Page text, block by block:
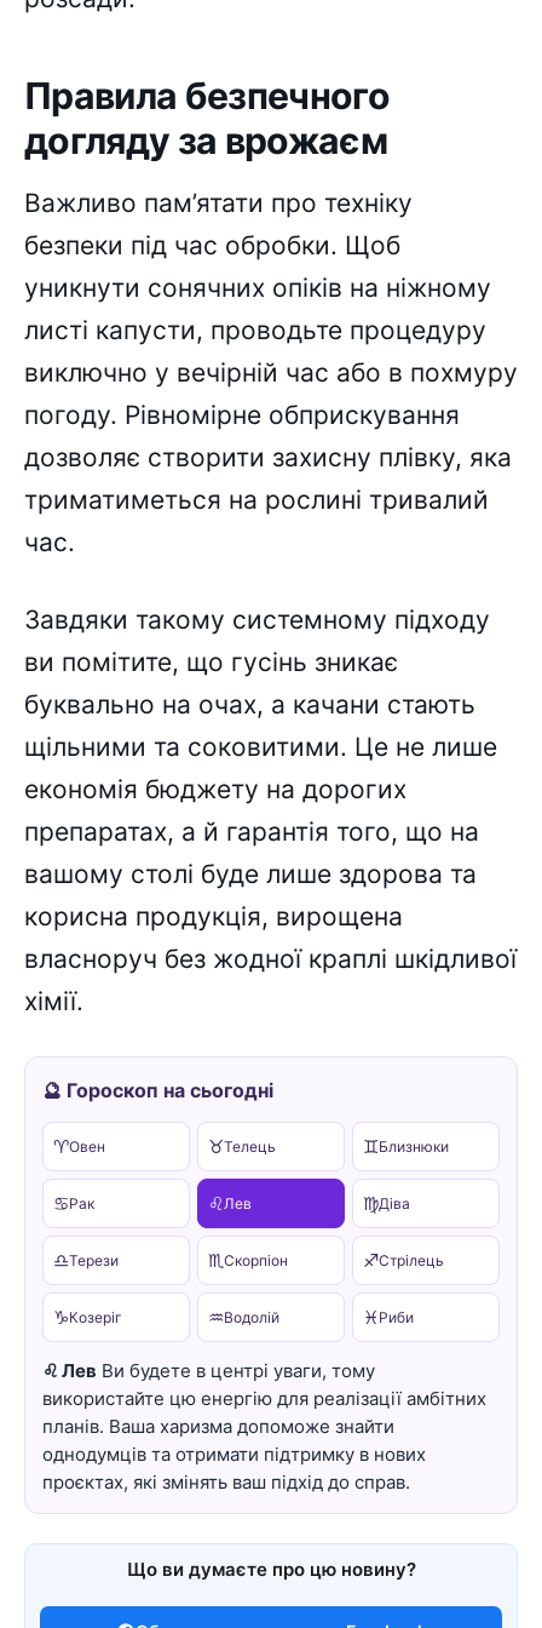
Правила безпечного
догляду за врожаєм
Важливо пам’ятати про техніку
безпеки під час обробки. Щоб
уникнути сонячних опіків на ніжному
листі капусти, проводьте процедуру
виключно у вечірній час або в похмуру
погоду. Рівномірне обприскування
дозволяє створити захисну плівку, яка
триматиметься на рослині тривалий
час.
Завдяки такому системному підходу
ви помітите, що гусінь зникає
буквально на очах, а качани стають
щільними та соковитими. Це не лише
економія бюджету на дорогих
препаратах, а й гарантія того, що на
вашому столі буде лише здорова та
корисна продукція, вирощена
власноруч без жодної краплі шкідливої
хімії.
🔮 Гороскоп на сьогодні
♈Овен ♉Телець ♊Близнюки
♋Рак ♌ Лев ♍Діва
♎Терези ♏Скорпіон ♐Стрілець
♑Козеріг ♒Водолій ♓ Риби
♌ Лев Ви будете в центрі уваги, тому
використайте цю енергію для реалізації амбітних
планів. Ваша харизма допоможе знайти
однодумців та отримати підтримку в нових
проєктах, які змінять ваш підхід до справ.
Що ви думаєте про цю новину?